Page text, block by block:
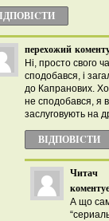
перехожий
Ні, просто свого
сподобався, і
до Капранових.
не сподобався, я
заслуговують на
ВІДПОВІCТИ
Читач
А що